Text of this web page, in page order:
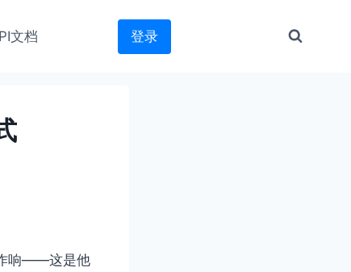
文档 登录
作响——这是他